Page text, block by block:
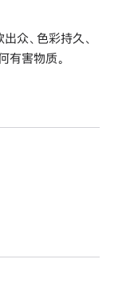
众、色彩持久、
有害物质。